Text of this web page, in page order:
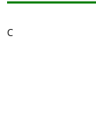
C